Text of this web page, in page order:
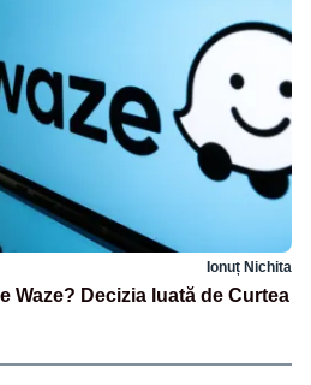
Ionuț Nichita
Waze? Decizia luată de Curtea